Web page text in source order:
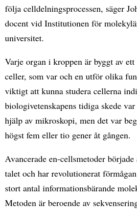
följa celldelningsprocessen, säger
docent vid Institutionen för
universitet.
Varje organ i kroppen är byggt av
celler, som var och en utför olika
viktigt att kunna studera cellerna
biologivetenskapens tidiga skede
hjälp av mikroskopi, men det var
högst fem eller tio gener åt gången.
Avancerade en-cellsmetoder började
talet och har revolutionerat
stort antal informationsbärande
Metoden är beroende av